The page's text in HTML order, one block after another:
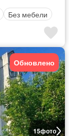
Без мебели
15фото
Обновлено